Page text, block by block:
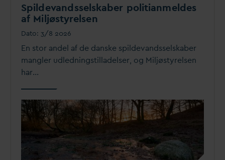
Spildevandsselskaber politianmeldes
af Miljøstyrelsen
Dato: 3/8 2026
En stor andel af de danske spildevandsselskaber
mangler udledningstilladelser, og Miljøstyrelsen
har…